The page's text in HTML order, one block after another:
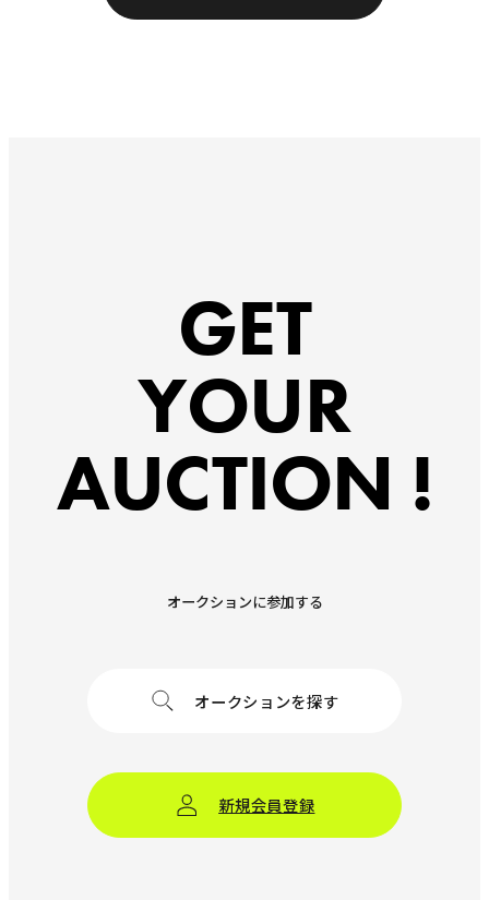
GET
YOUR
AUCTION !
オークションに参加する
オークションを探す
新規会員登録